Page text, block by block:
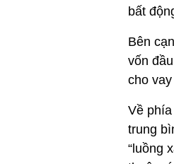
bất
Bên
vốn
cho
Về
trung
“luồng